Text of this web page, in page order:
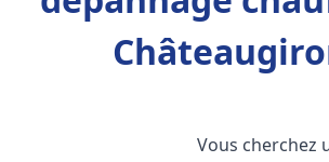
Vous cherchez